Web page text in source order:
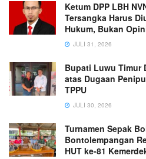
Ketum DPP LBH
Tersangka Harus
Hukum, Bukan
JULI 31, 2026
Bupati Luwu Timur
atas Dugaan
TPPU
JULI 30, 2026
Turnamen Sepak
Bontolempangan
HUT ke-81